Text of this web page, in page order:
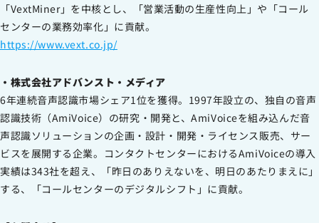
「VextMiner」を中核とし、「営業活動の生産性向上」や「コール
センターの業務効率化」に貢献。
https://www.vext.co.jp/
・株式会社アドバンスト・メディア
6年連続音声認識市場シェア1位を獲得。1997年設立の、独自の音声
認識技術（AmiVoice）の研究・開発と、AmiVoiceを組み込んだ音
声認識ソリューションの企画・設計・開発・ライセンス販売、サー
ビスを展開する企業。コンタクトセンターにおけるAmiVoiceの導入
実績は343社を超え、「昨日のありえないを、明日のあたりまえに」
する、「コールセンターのデジタルシフト」に貢献。